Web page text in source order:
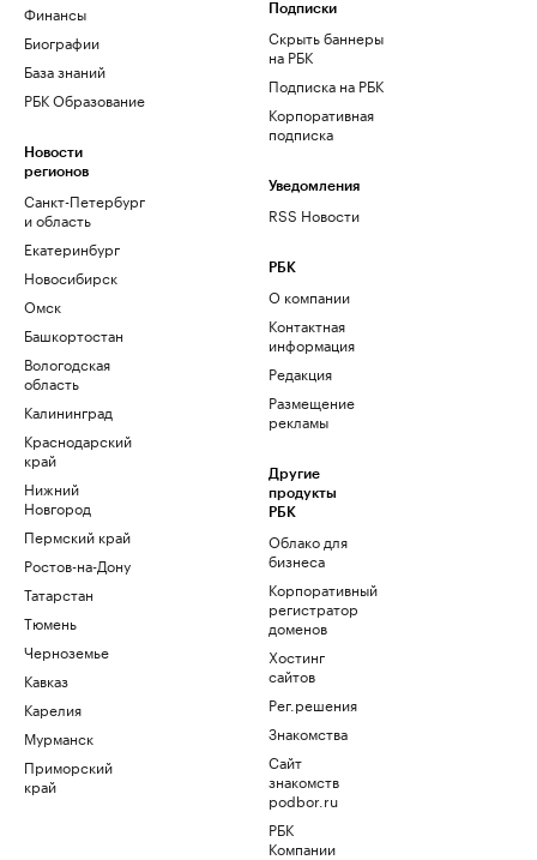
Финансы
Биографии
База знаний
РБК Образование
Новости
регионов
Санкт-Петербург
и область
Екатеринбург
Новосибирск
Омск
Башкортостан
Вологодская
область
Калининград
Краснодарский
край
Нижний
Новгород
Пермский край
Ростов-на-Дону
Татарстан
Тюмень
Черноземье
Кавказ
Карелия
Мурманск
Приморский
край
Подписки
Скрыть баннеры
на РБК
Подписка на РБК
Корпоративная
подписка
Уведомления
RSS Новости
РБК
О компании
Контактная
информация
Редакция
Размещение
рекламы
Другие
продукты
РБК
Облако для
бизнеса
Корпоративный
регистратор
доменов
Хостинг
сайтов
Рег.решения
Знакомства
Сайт
знакомств
podbor.ru
РБК
Компании